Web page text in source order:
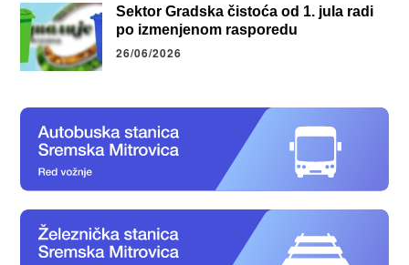
Sektor Gradska čistoća od 1. jula radi
po izmenjenom rasporedu
26/06/2026